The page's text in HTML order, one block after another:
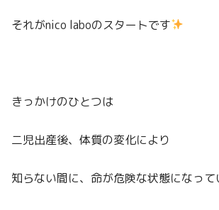
それがnico laboのスタートです
きっかけのひとつは
二児出産後、体質の変化により
知らない間に、命が危険な状態になって